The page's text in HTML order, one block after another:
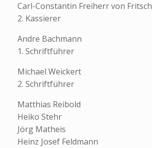
Carl-Constantin Freiherr von Fritsch
2. Kassierer
Andre Bachmann
1. Schriftführer
Michael Weickert
2. Schriftführer
Matthias Reibold
Heiko Stehr
Jörg Matheis
Heinz Josef Feldmann